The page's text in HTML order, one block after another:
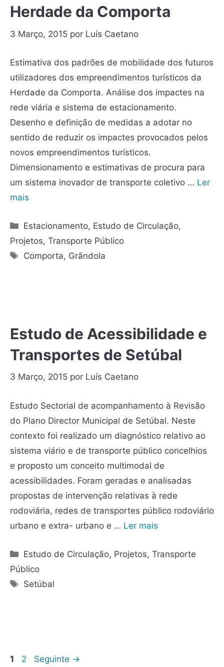
Herdade da Comporta
3 Março, 2015 por Luís Caetano
Estimativa dos padrões de mobilidade dos futuros
utilizadores dos empreendimentos turísticos da
Herdade da Comporta. Análise dos impactes na
rede viária e sistema de estacionamento.
Desenho e definição de medidas a adotar no
sentido de reduzir os impactes provocados pelos
novos empreendimentos turísticos.
Dimensionamento e estimativas de procura para
um sistema inovador de transporte coletivo … Ler
mais
Estacionamento, Estudo de Circulação,
Projetos, Transporte Público
Comporta, Grândola
Estudo de Acessibilidade e
Transportes de Setúbal
3 Março, 2015 por Luís Caetano
Estudo Sectorial de acompanhamento à Revisão
do Plano Director Municipal de Setúbal. Neste
contexto foi realizado um diagnóstico relativo ao
sistema viário e de transporte público concelhios
e proposto um conceito multimodal de
acessibilidades. Foram geradas e analisadas
propostas de intervenção relativas à rede
rodoviária, redes de transportes público rodoviário
urbano e extra- urbano e … Ler mais
Estudo de Circulação, Projetos,Transporte
Público
Setúbal
1 2 Seguinte →